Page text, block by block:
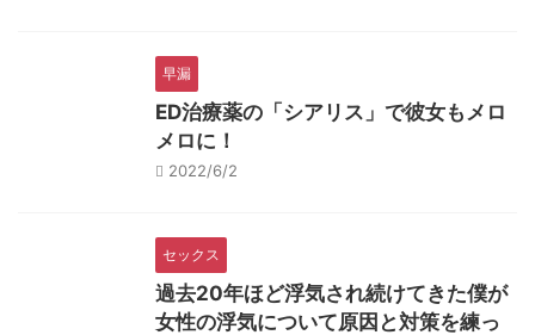
早漏
ED治療薬の「シアリス」で彼女もメロ
メロに！
2022/6/2
セックス
過去20年ほど浮気され続けてきた僕が
女性の浮気について原因と対策を練っ